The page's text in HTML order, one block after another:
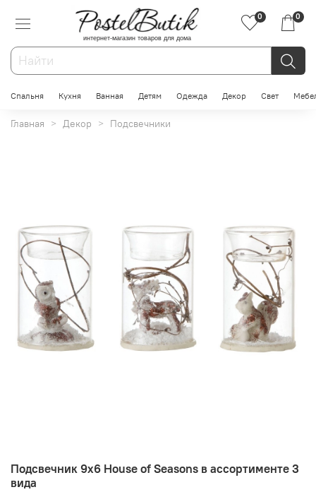
интернет-магазин товаров для дома
0 0
Спальня Кухня Ванная Детям Одежда Декор Свет
Главная Декор Подсвечники
Подсвечник 9х6 House of Seasons в ассортименте 3
вида